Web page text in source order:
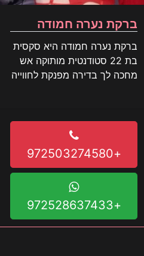
ברקת נערה חמודה
ברקת נערה חמודה היא סקסית
בת 22 סטודנטית מותוקה אש
מחכה לך בדירה מפנקת לחווייה
+972503274580
+972528637433